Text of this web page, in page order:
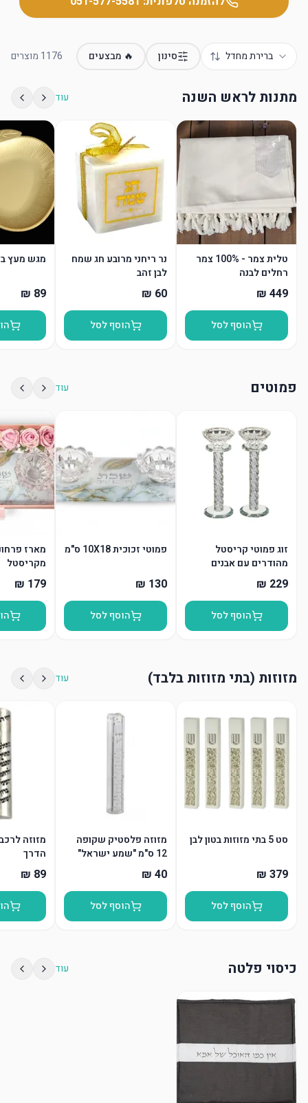
ברירת מחדל סינון 🔥 מבצעים 1176 מוצרים
מתנות לראש השנה עוד
טלית צמר - 100% צמר
רחלים לבנה
הוסף לסל
נר ריחני מרובע חג שמח
לבן זהב
הוסף לסל
מגש מעץ
פמוטים עוד
זוג פמוטי קריסטל
מהודרים עם אבנים
הוסף לסל
פמוטי זכוכית 10X18 ס"מ
הוסף לסל
מארז
מקריסטל
מזוזות (בתי מזוזות בלבד) עוד
סט 5 בתי מזוזות בטון לבן
הוסף לסל
מזוזה פלסטיק שקופה
12 ס"מ "שמע ישראל"
"ש" כסף
הוסף לסל
מזוזה
הדרך
כיסוי פלטה עוד